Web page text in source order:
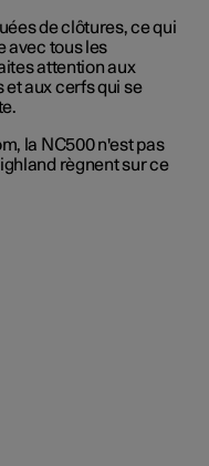
de clôtures, ce qui
avec tous les
attention aux
et aux cerfs qui se
la NC500 n'est pas
règnent sur ce